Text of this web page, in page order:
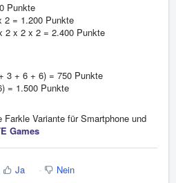
Punkte
2 = 1.200 Punkte
2 x 2 x 2 = 2.400 Punkte
3 + 6 + 6) = 750 Punkte
= 1.500 Punkte
Variante für Smartphone und
Games
Ja Nein